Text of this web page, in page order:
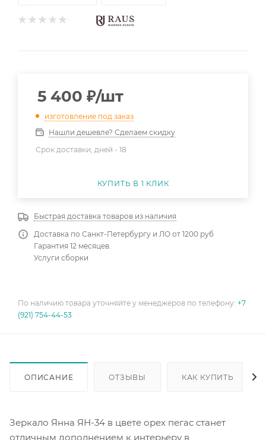
5 400 ₽/шт
изготовление под заказ
Нашли дешевле? Сделаем скидку
Срок доставки, дней - 18
КУПИТЬ В 1 КЛИК
Быстрая доставка товаров из наличия
Доставка по Санкт-Петербургу и ЛО от 1200 руб
Гарантия 12 месяцев.
Услуги сборки
По наличию товара уточняйте у менеджеров по телефону: +7
(921) 754-44-53
ОПИСАНИЕ ОТЗЫВЫ КАК КУПИТЬ
Зеркало Янна ЯН-34 в цвете орех пегас станет
отличным дополнением к интерьеру в